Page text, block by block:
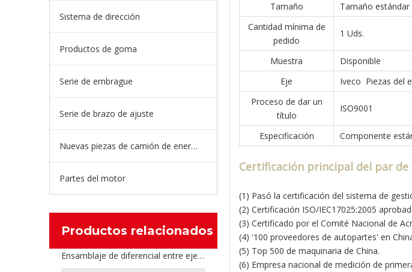
Sistema de dirección
Productos de goma
Serie de embrague
Serie de brazo de ajuste
Nuevas piezas de camión de energía
Partes del motor
Productos relacionados
Ensamblaje de diferencial entre ejes para Faw Jiefang Truck Spare Prats 2507057-A4C
Tamaño
Tamaño estándar
Cantidad mínima de
pedido
1 Uds.
Muestra Disponible
Eje
Iveco Piezas del
Proceso de dar un
título
ISO9001
Especificación Componente
Certificación principal del par de
(1) Pasó la certificación del sistema de
(2) Certificación ISO/IEC17025:2005
(3) Certificado por el Comité Nacional de
(4) '100 proveedores de autopartes' en
(5) Top 500 de maquinaria de China.
(6) Empresa nacional de medición de